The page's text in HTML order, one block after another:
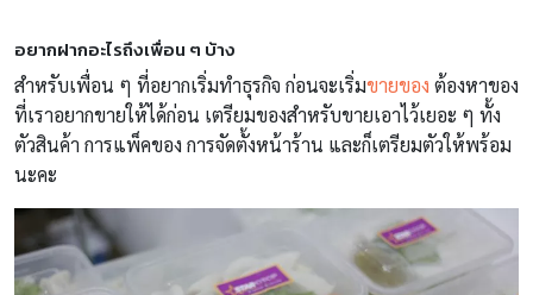
อยากฝากอะไรถึงเพื่อน ๆ บ้าง
สำหรับเพื่อน ๆ ที่อยากเริ่มทำธุรกิจ ก่อนจะเริ่มขายของ ต้องหาของ
ที่เราอยากขายให้ได้ก่อน เตรียมของสำหรับขายเอาไว้เยอะ ๆ ทั้ง
ตัวสินค้า การแพ็คของ การจัดตั้งหน้าร้าน และก็เตรียมตัวให้พร้อม
นะคะ